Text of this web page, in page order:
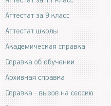
Аттестат за 9 класс
Аттестат школы
Академическая справка
Справка об обучении
Архивная справка
Справка - вызов на сессию